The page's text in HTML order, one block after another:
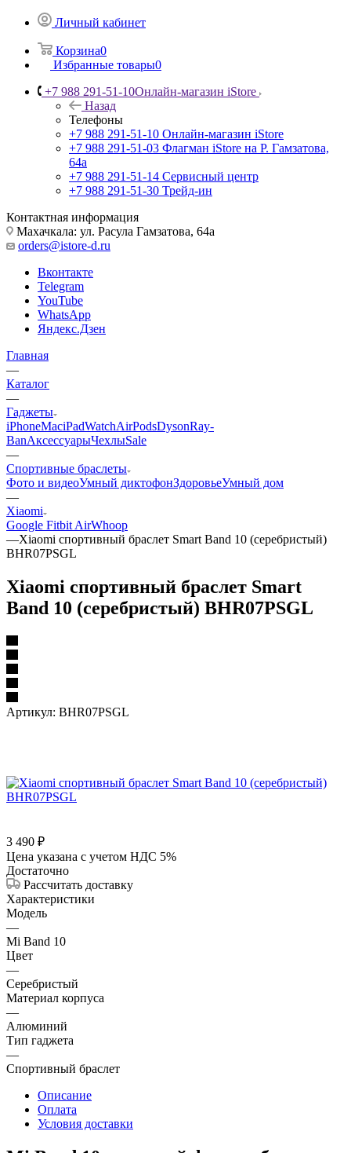
Личный кабинет
Корзина0
Избранные товары0
+7 988 291-51-10Онлайн-магазин iStore
Назад
Телефоны
+7 988 291-51-10 Онлайн-магазин iStore
+7 988 291-51-03 Флагман iStore на Р. Гамзатова,
64а
+7 988 291-51-14 Сервисный центр
+7 988 291-51-30 Трейд-ин
Контактная информация
Махачкала: ул. Расула Гамзатова, 64а
orders@istore-d.ru
Вконтакте
Telegram
YouTube
WhatsApp
Яндекс.Дзен
Главная
—
Каталог
—
Гаджеты
iPhoneMaciPadWatchAirPodsDysonRay-
BanАксессуарыЧехлыSale
—
Спортивные браслеты
Фото и видеоУмный диктофонЗдоровьеУмный дом
—
Xiaomi
Google Fitbit AirWhoop
—Xiaomi спортивный браслет Smart Band 10 (серебристый)
BHR07PSGL
Xiaomi спортивный браслет Smart
Band 10 (серебристый) BHR07PSGL
Артикул: BHR07PSGL
3 490 ₽
Цена указана с учетом НДС 5%
Достаточно
Рассчитать доставку
Характеристики
Модель
—
Mi Band 10
Цвет
—
Серебристый
Материал корпуса
—
Алюминий
Тип гаджета
—
Спортивный браслет
Описание
Оплата
Условия доставки